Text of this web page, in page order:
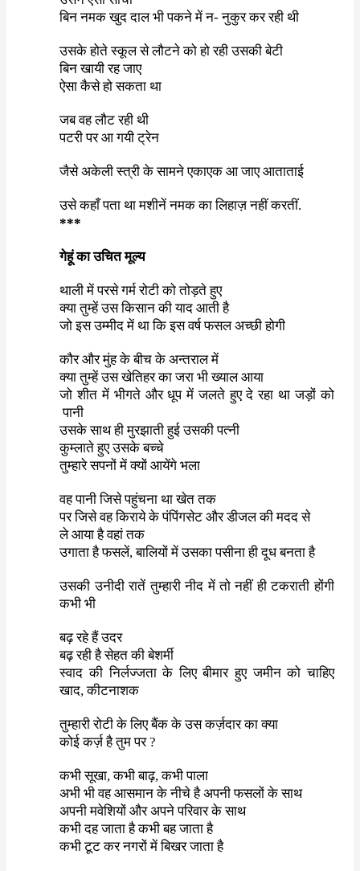
बिन नमक खुद दाल भी पकने में न- नुकुर कर रही थी
उसके होते स्कूल से लौटने को हो रही उसकी बेटी
बिन खायी रह जाए
ऐसा कैसे हो सकता था
जब वह लौट रही थी
पटरी पर आ गयी ट्रेन
जैसे अकेली स्त्री के सामने एकाएक आ जाए आताताई
उसे कहाँ पता था मशीनें नमक का लिहाज़ नहीं करतीं.
***
गेहूं का उचित मूल्य
थाली में परसे गर्म रोटी को तोड़ते हुए
क्या तुम्हें उस किसान की याद आती है
जो इस उम्मीद में था कि इस वर्ष फसल अच्छी होगी
कौर और मुंह के बीच के अन्तराल में
क्या तुम्हें उस खेतिहर का जरा भी ख्याल आया
जो शीत में भीगते और धूप में जलते हुए दे रहा था जड़ों को
पानी
उसके साथ ही मुरझाती हुई उसकी पत्नी
कुम्लाते हुए उसके बच्चे
तुम्हारे सपनों में क्यों आयेंगे भला
वह पानी जिसे पहुंचना था खेत तक
पर जिसे वह किराये के पंपिंगसेट और डीजल की मदद से
ले आया है वहां तक
उगाता है फसलें,बालियों में उसका पसीना ही दूध बनता है
उसकी उनीदी रातें तुम्हारी नीद में तो नहीं ही टकराती होंगी
कभी भी
बढ़ रहे हैं उदर
बढ़ रही है सेहत की बेशर्मी
स्वाद की निर्लज्जता के लिए बीमार हुए जमीन को चाहिए
खाद,कीटनाशक
तुम्हारी रोटी के लिए बैंक के उस कर्ज़दार का क्या
कोई कर्ज़ है तुम पर?
कभी सूखा,कभी बाढ़,कभी पाला
अभी भी वह आसमान के नीचे है अपनी फसलों के साथ
अपनी मवेशियों और अपने परिवार के साथ
कभी दह जाता है कभी बह जाता है
कभी टूट कर नगरों में बिखर जाता है